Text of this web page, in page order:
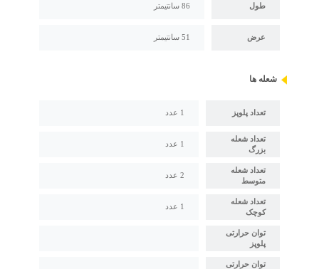
طول 86 سانتیمتر
عرض 51 سانتیمتر
شعله ها
تعداد پلوپز 1 عدد
تعداد شعله
بزرگ
1 عدد
تعداد شعله
متوسط
2 عدد
تعداد شعله
کوچک
1 عدد
توان حرارتی
پلوپز
توان حرارتی